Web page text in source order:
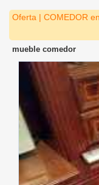
Oferta | COMEDOR
mueble comedor